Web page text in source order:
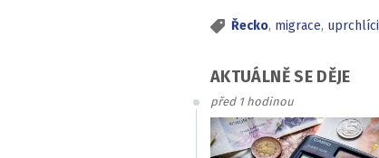
Řecko, migrace, uprchlíci
AKTUÁLNĚ SE DĚJE
před 1 hodinou